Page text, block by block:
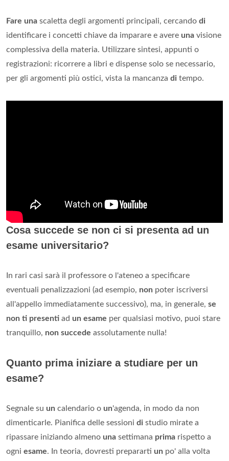
Fare una scaletta degli argomenti principali, cercando di
identificare i concetti chiave da imparare e avere una visione
complessiva della materia. Utilizzare sintesi, appunti o
registrazioni: ricorrere a libri e dispense solo se necessario,
per gli argomenti più ostici, vista la mancanza di tempo.
Cosa succede se non ci si presenta ad un
esame universitario?
In rari casi sarà il professore o l'ateneo a specificare
eventuali penalizzazioni (ad esempio, non poter iscriversi
all'appello immediatamente successivo), ma, in generale, se
non ti presenti ad un esame per qualsiasi motivo, puoi stare
tranquillo, non succede assolutamente nulla!
Quanto prima iniziare a studiare per un
esame?
Segnale su un calendario o un'agenda, in modo da non
dimenticarle. Pianifica delle sessioni di studio mirate a
ripassare iniziando almeno una settimana prima rispetto a
ogni esame. In teoria, dovresti prepararti un po' alla volta